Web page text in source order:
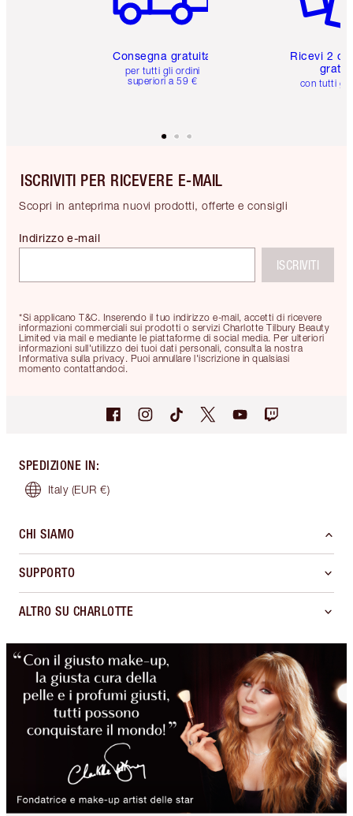
Consegna gratuita
per tutti gli ordini
superiori a 59 €
Ricevi 2
con tutti gli
ISCRIVITI PER RICEVERE E-MAIL
Scopri in anteprima nuovi prodotti, offerte e consigli
*Si applicano T&C. Inserendo il tuo indirizzo e-mail, accetti di ricevere
informazioni commerciali sui prodotti o servizi Charlotte Tilbury Beauty
Limited via mail e mediante le piattaforme di social media. Per ulteriori
informazioni sull'utilizzo dei tuoi dati personali, consulta la nostra
Informativa sulla privacy. Puoi annullare l'iscrizione in qualsiasi
momento contattandoci.
Indirizzo e-mail
ISCRIVITI
SPEDIZIONE IN:
Italy (EUR €)
CHI SIAMO
SUPPORTO
ALTRO SU CHARLOTTE